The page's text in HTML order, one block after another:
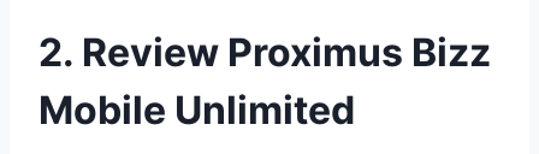
2. Review Proximus Bizz
Mobile Unlimited